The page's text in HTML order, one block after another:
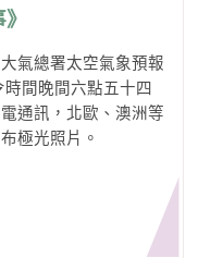
氣總署太空氣象預報
間晚間六點五十四
通訊，北歐、澳洲等
極光照片。